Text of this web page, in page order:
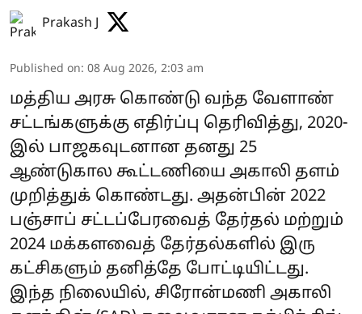
Prakash J
Published on: 08 Aug 2026, 2:03 am
மத்திய அரசு கொண்டு வந்த வேளாண்
சட்டங்களுக்கு எதிர்ப்பு தெரிவித்து, 2020-
இல் பாஜகவுடனான தனது 25
ஆண்டுகால கூட்டணியை அகாலி தளம்
முறித்துக் கொண்டது. அதன்பின் 2022
பஞ்சாப் சட்டப்பேரவைத் தேர்தல் மற்றும்
2024 மக்களவைத் தேர்தல்களில் இரு
கட்சிகளும் தனித்தே போட்டியிட்டது.
இந்த நிலையில், சிரோன்மணி அகாலி